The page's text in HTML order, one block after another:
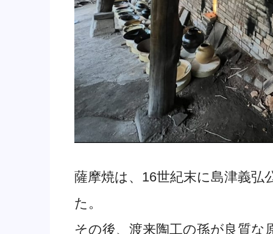
薩摩焼は、16世紀末に島津義
た。
その後、渡来陶工の孫が良質